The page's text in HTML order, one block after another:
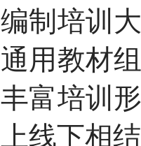
编制培训
通用教材
丰富培训
上线下相